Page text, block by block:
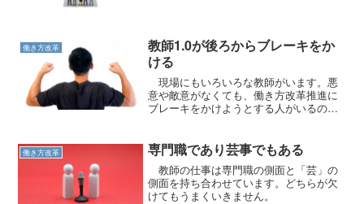
働き方改革
教師1.0が後ろからブレーキをか
ける
現場にもいろいろな教師がいます。悪
意や敵意がなくても、働き方改革推進に
ブレーキをかけようとする人がいるので
働き方改革 専門職であり芸事でもある
教師の仕事は専門職の側面と「芸」の
側面を持ち合わせています。どちらが欠
けてもうまくいきません。